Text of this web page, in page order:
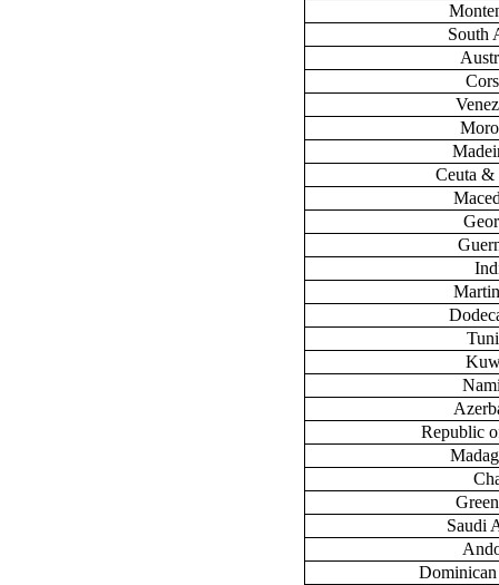
South
Ceuta
Republic
Saudi